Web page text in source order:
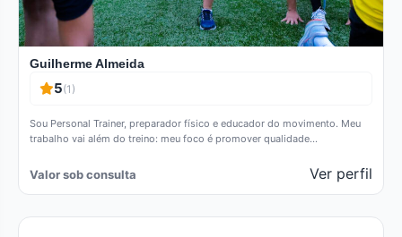
Guilherme Almeida
5(1)
Sou Personal Trainer, preparador físico e educador do movimento. Meu
trabalho vai além do treino: meu foco é promover qualidade…
Valor sob consulta Ver perfil